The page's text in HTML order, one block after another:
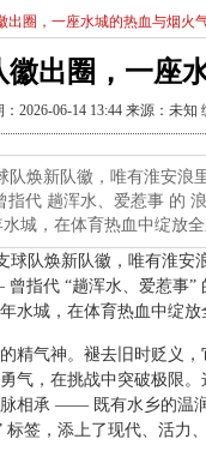
出圈，一座水城的热血与烟火
徽出圈，一座
：2026-06-14 13:44 来源：未
队焕新队徽，唯有淮安浪
代 趟浑水、爱惹事 的
城，在体育热血中绽放全
球队焕新队徽，唯有淮
指代 “趟浑水、爱惹事”
水城，在体育热血中绽放
精气神。褪去旧时贬义
气，在挑战中突破极限
相承 —— 既有水乡的温
标签，添上了现代、活力